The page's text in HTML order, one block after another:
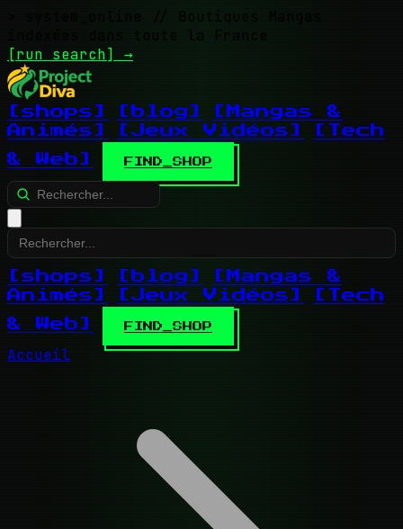
// Boutiques Mangas
indexées dans toute la France
[run search] →
[shops] [blog]
[Mangas &
Animés]
[Jeux Vidéos]
[Tech
& Web]
FIND_SHOP
[shops] [blog]
[Mangas &
Animés]
[Jeux Vidéos]
[Tech
& Web]
FIND_SHOP
Accueil